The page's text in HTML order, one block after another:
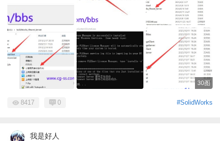
30图
#SolidWorks
8417 0
我是好人